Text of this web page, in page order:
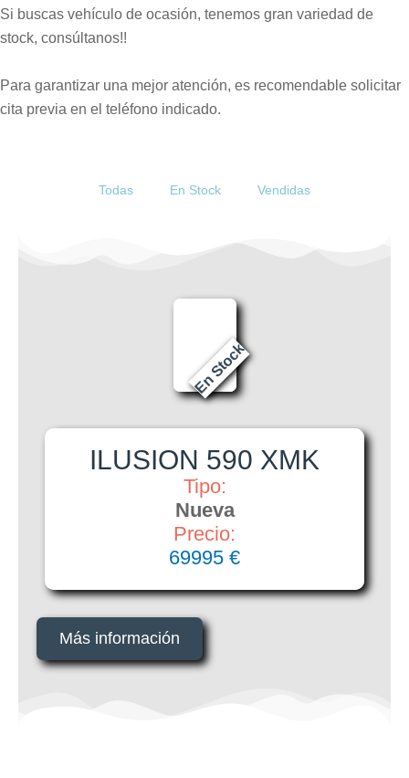
Si buscas vehículo de ocasión, tenemos gran variedad de
stock, consúltanos!!
Para garantizar una mejor atención, es recomendable solicitar
cita previa en el teléfono indicado.
Todas En Stock Vendidas
En Stock
ILUSION 590 XMK
Tipo:
Nueva
Precio:
69995 €
Más información